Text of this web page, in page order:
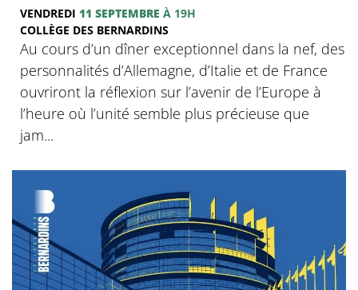
VENDREDI 11 SEPTEMBRE À 19H
COLLÈGE DES BERNARDINS
Au cours d’un dîner exceptionnel dans la nef, des
personnalités d’Allemagne, d’Italie et de France
ouvriront la réflexion sur l’avenir de l’Europe à
l’heure où l’unité semble plus précieuse que
jam...